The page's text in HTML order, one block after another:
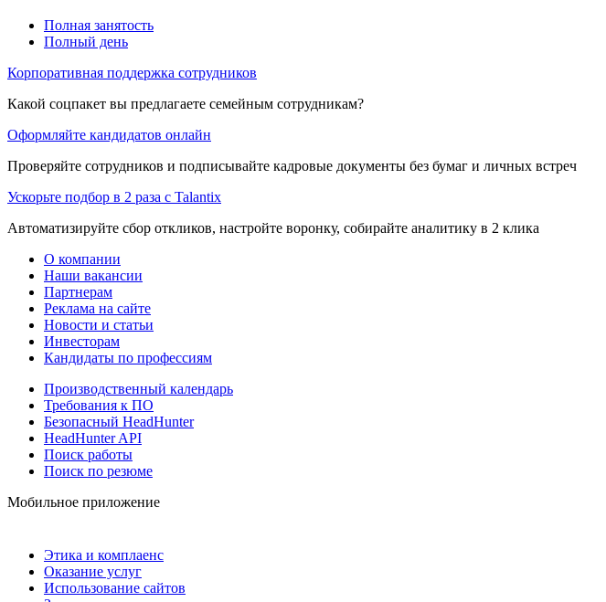
Полная занятость
Полный день
Корпоративная поддержка сотрудников
Какой соцпакет вы предлагаете семейным сотрудникам?
Оформляйте кандидатов онлайн
Проверяйте сотрудников и подписывайте кадровые документы без бумаг и личных встреч
Ускорьте подбор в 2 раза с Talantix
Автоматизируйте сбор откликов, настройте воронку, собирайте аналитику в 2 клика
О компании
Наши вакансии
Партнерам
Реклама на сайте
Новости и статьи
Инвесторам
Кандидаты по профессиям
Производственный календарь
Требования к ПО
Безопасный HeadHunter
HeadHunter API
Поиск работы
Поиск по резюме
Мобильное приложение
Этика и комплаенс
Оказание услуг
Использование сайтов